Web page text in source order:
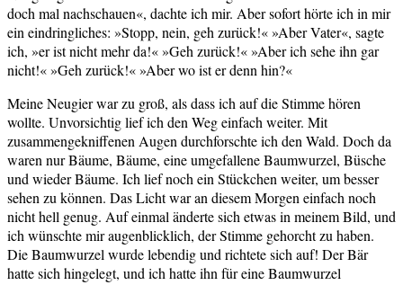
doch mal nachschauen«, dachte ich mir. Aber sofort hörte ich in mir
ein eindringliches: »Stopp, nein, geh zurück!« »Aber Vater«, sagte
ich, »er ist nicht mehr da!« »Geh zurück!« »Aber ich sehe ihn gar
nicht!« »Geh zurück!« »Aber wo ist er denn hin?«
Meine Neugier war zu groß, als dass ich auf die Stimme hören
wollte. Unvorsichtig lief ich den Weg einfach weiter. Mit
zusammengekniffenen Augen durchforschte ich den Wald. Doch da
waren nur Bäume, Bäume, eine umgefallene Baumwurzel, Büsche
und wieder Bäume. Ich lief noch ein Stückchen weiter, um besser
sehen zu können. Das Licht war an diesem Morgen einfach noch
nicht hell genug. Auf einmal änderte sich etwas in meinem Bild, und
ich wünschte mir augenblicklich, der Stimme gehorcht zu haben.
Die Baumwurzel wurde lebendig und richtete sich auf! Der Bär
hatte sich hingelegt, und ich hatte ihn für eine Baumwurzel